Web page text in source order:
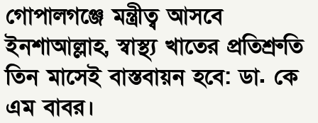
গোপালগঞ্জে মন্ত্রীত্ব আসবে
ইনশাআল্লাহ, স্বাস্থ্য খাতের প্রতিশ্রুতি
তিন মাসেই বাস্তবায়ন হবে: ডা. কে
এম বাবর।